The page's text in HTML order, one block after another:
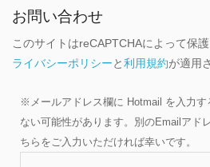
お問い合わせ
このサイトはreCAPTCHAによって保
ライバシーポリシーと利用規約が適用
※メールアドレス欄に Hotmail を入力す
ない可能性があります。別のEmailアド
ちらをご入力いただければ幸いです。